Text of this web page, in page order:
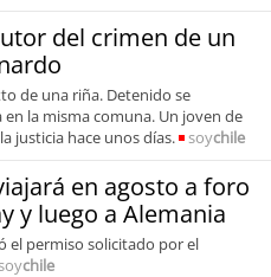
del crimen de un
de una riña. Detenido se
la misma comuna. Un joven de
justicia hace unos días.
soychile
en agosto a foro
y luego a Alemania
el permiso solicitado por el
chile